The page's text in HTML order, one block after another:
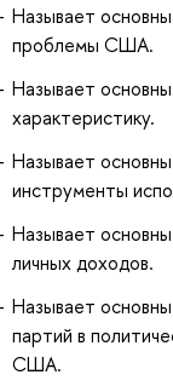
Называет
проблемы США.
Называет
характеристику.
Называет
инструменты
Называет
личных доходов.
Называет
партий в
США.